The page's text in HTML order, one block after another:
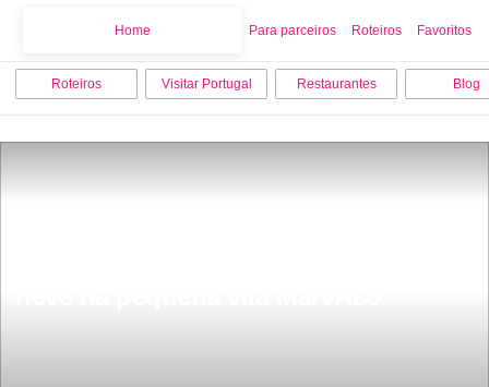
Home Para parceiros Roteiros Favoritos
Roteiros Visitar Portugal Restaurantes Blog